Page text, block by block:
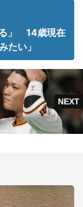
る」 14歳現在
たい」